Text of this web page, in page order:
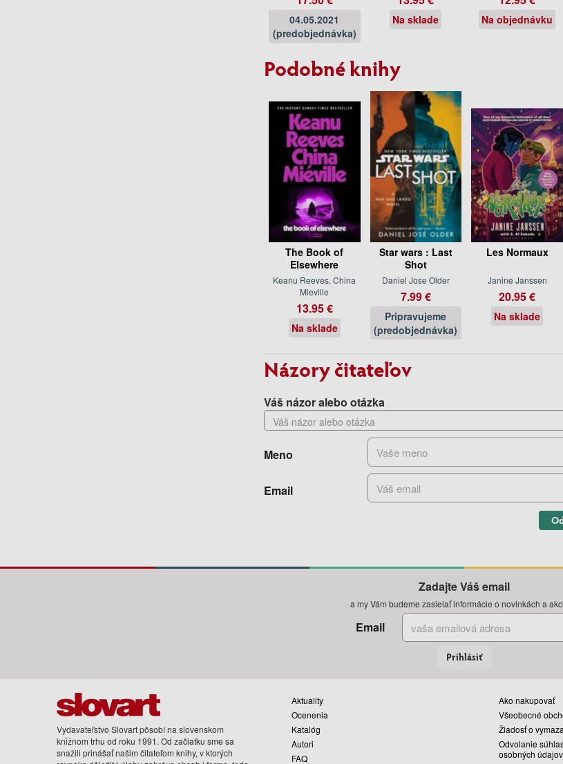
04.05.2021
(predobjednávka)
Na sklade Na objednávku
Podobné knihy
The Book of
Elsewhere
Keanu Reeves, China
Mieville
13.95 €
Na sklade
Star wars : Last
Shot
Daniel Jose Older
7.99 €
Pripravujeme
(predobjednávka)
Les Normaux
Janine Janssen
20.95 €
Na sklade
Názory čitateľov
Váš názor alebo otázka
Meno
Email
Zadajte Váš email
a my Vám budeme zasielať informácie o novinkách a
Email
Prihlásiť
Vydavateľstvo Slovart pôsobí na slovenskom
knižnom trhu od roku 1991. Od začiatku sme sa
snažili prinášať našim čitateľom knihy, v ktorých
Aktuality
Ocenenia
Katalóg
Autori
FAQ
Ako nakupovať
Všeobecné
Žiadosť o
Odvolanie
osobných